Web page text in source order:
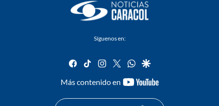
Síguenos en:
facebook
tiktok instagram
twitterwhatsapp
google
Más contenido en
youtube-